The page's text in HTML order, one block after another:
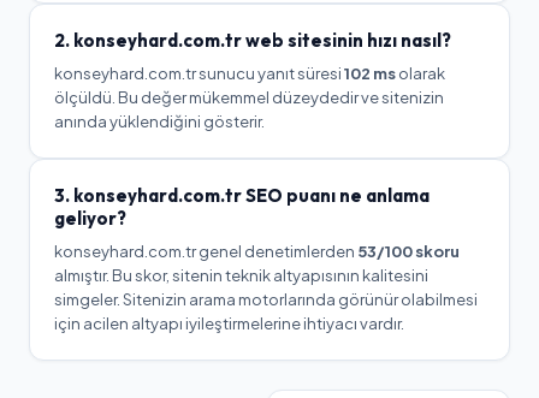
2. konseyhard.com.trweb sitesinin hızı nasıl?
konseyhard.com.trsunucu yanıt süresi102 msolarak
ölçüldü. Bu değer mükemmel düzeydedir ve sitenizin
anında yüklendiğini gösterir.
3. konseyhard.com.trSEO puanı ne anlama
geliyor?
konseyhard.com.trgenel denetimlerden 53/100 skoru
almıştır. Bu skor, sitenin teknik altyapısının kalitesini
simgeler.Sitenizin arama motorlarında görünür olabilmesi
için acilen altyapı iyileştirmelerine ihtiyacı vardır.